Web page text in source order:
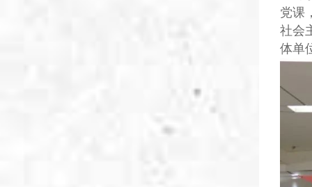
党课
社会
体单